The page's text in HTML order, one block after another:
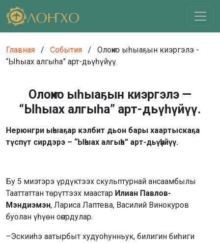
Главная / События /
Олоҥхо ыһыаҕын киэргэлэ -
“Ыһыах алгыһа” арт-дьүһүйүү.
Олоҥхо ыһыаҕын киэргэлэ —
“Ыһыах алгыһа” арт-дьүһүйүү.
Нерюнгри ыһыаҕар кэлбит дьон бары хаартыскаҕа
түспүт сирдэрэ – “Ыһыах алгыһа” арт-дьүһүйүү.
Бу 5 миэтэрэ үрдүктээх скульптурнай ансаамбылы
Тааттаттан төрүттээх маастар Илиан Павлов-
Мэндиэмэн, Лариса Лаптева, Василий Винокуров
буолан үһүөн оҥордулар.
–Эскииһэ аатырбыт худуоһунньук, билигин биһиги